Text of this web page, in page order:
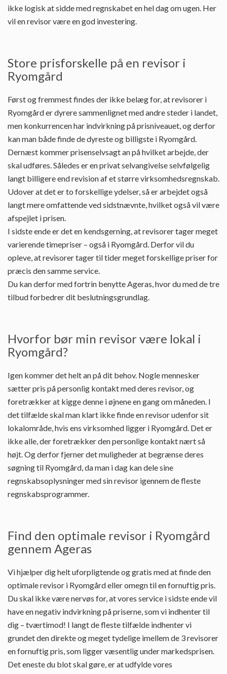
ikke logisk at sidde med regnskabet en hel dag om ugen. Her
vil en revisor være en god investering.
Store prisforskelle på en revisor i
Ryomgård
Først og fremmest findes der ikke belæg for, at revisorer i
Ryomgård er dyrere sammenlignet med andre steder i landet,
men konkurrencen har indvirkning på prisniveauet, og derfor
kan man både finde de dyreste og billigste i Ryomgård.
Dernæst kommer prisenselvsagt an på hvilket arbejde, der
skal udføres. Således er en privat selvangivelse selvfølgelig
langt billigere end revision af et større virksomhedsregnskab.
Udover at det er to forskellige ydelser, så er arbejdet også
langt mere omfattende ved sidstnævnte, hvilket også vil være
afspejlet i prisen.
I sidste ende er det en kendsgerning, at revisorer tager meget
varierende timepriser – også i Ryomgård. Derfor vil du
opleve, at revisorer tager til tider meget forskellige priser for
præcis den samme service.
Du kan derfor med fortrin benytte Ageras, hvor du med de tre
tilbud forbedrer dit beslutningsgrundlag.
Hvorfor bør min revisor være lokal i
Ryomgård?
Igen kommer det helt an på dit behov. Nogle mennesker
sætter pris på personlig kontakt med deres revisor, og
foretrækker at kigge denne i øjnene en gang om måneden. I
det tilfælde skal man klart ikke finde en revisor udenfor sit
lokalområde, hvis ens virksomhed ligger i Ryomgård. Det er
ikke alle, der foretrækker den personlige kontakt nært så
højt. Og derfor fjerner det muligheder at begrænse deres
søgning til Ryomgård, da man i dag kan dele sine
regnskabsoplysninger med sin revisor igennem de fleste
regnskabsprogrammer.
Find den optimale revisor i Ryomgård
gennem Ageras
Vi hjælper dig helt uforpligtende og gratis med at finde den
optimale revisor i Ryomgård eller omegn til en fornuftig pris.
Du skal ikke være nervøs for, at vores service i sidste ende vil
have en negativ indvirkning på priserne, som vi indhenter til
dig – tværtimod! I langt de fleste tilfælde indhenter vi
grundet den direkte og meget tydelige imellem de 3 revisorer
en fornuftig pris, som ligger væsentlig under markedsprisen.
Det eneste du blot skal gøre, er at udfylde vores